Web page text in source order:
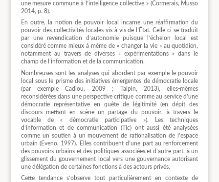
une mesure commune à l’intelligence collective » (Cormerais, Musso
2014, p. 8).
En outre, la notion de pouvoir local incarne une réaffirmation du
pouvoir des collectivités locales vis-à-vis de l’État. Celle-ci se traduit
par une revendication d’autonomie puisque l’échelon local est
considéré comme mieux à même de « changer la vie » au quotidien,
notamment au travers de diverses « expérimentations » dans le
champ de l’information et de la communication.
Nombreuses sont les analyses qui abordent par exemple le pouvoir
local sous le prisme des initiatives émergentes de démocratie locale
(par exemple Cadiou, 2009 ; Talpin, 2013), elles-mêmes
reconsidérées dans une perspective critique comme au service d’une
démocratie représentative en quête de légitimité (en dépit des
discours mettant en scène un partage du pouvoir, à travers le
vocable de « démocratie participative »). Les techniques
d’information et de communication (Tic) ont aussi été analysées
comme un soutien à un mouvement de rationalisation de l’espace
urbain (Eveno, 1997). Elles contribuent d’une part au renforcement
des pouvoirs urbains et des politiques associées,et d’autre part, à un
glissement du gouvernement local vers une gouvernance autorisant
une délégation de certaines fonctions à des acteurs privés.
Cette tendance s’observe tout particulièrement en contexte de